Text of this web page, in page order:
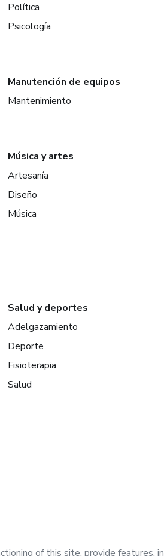
Política
Psicología
Manutención de equipos
Mantenimiento
Música y artes
Artesanía
Diseño
Música
Salud y deportes
Adelgazamiento
Deporte
Fisioterapia
Salud